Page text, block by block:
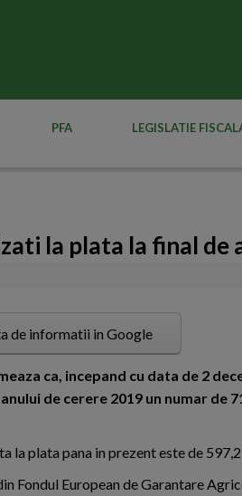
PFA LEGISLATIE
la plata la final de
de informatii in Google
ca, incepand cu data de 2
de cerere 2019 un numar de
la plata pana in prezent este de
Fondul European de Garantare